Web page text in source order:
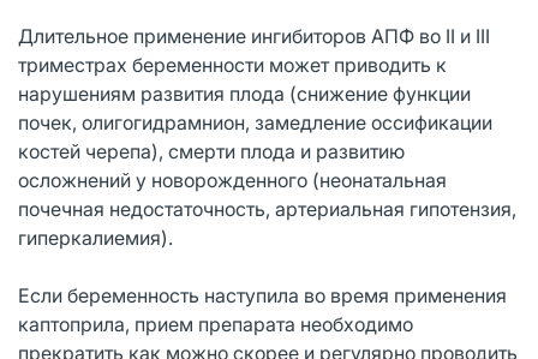
Длительное применение ингибиторов АПФ во II и III
триместрах беременности может приводить к
нарушениям развития плода (снижение функции
почек, олигогидрамнион, замедление оссификации
костей черепа), смерти плода и развитию
осложнений у новорожденного (неонатальная
почечная недостаточность, артериальная гипотензия,
гиперкалиемия).
Если беременность наступила во время применения
каптоприла, прием препарата необходимо
прекратить как можно скорее и регулярно проводить